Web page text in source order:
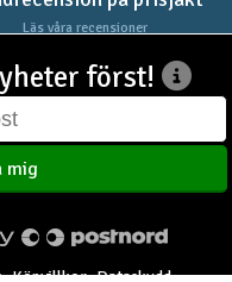
tillbehör
Läs våra recensioner
först!
mig
Köpvillkor Dataskydd